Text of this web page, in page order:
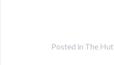
Posted in The Hut